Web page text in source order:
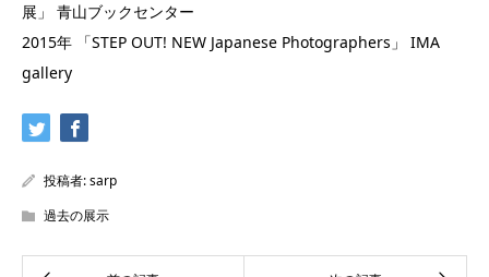
展」 青山ブックセンター
2015年 「STEP OUT! NEW Japanese Photographers」 IMA
gallery
投稿者:sarp
過去の展示